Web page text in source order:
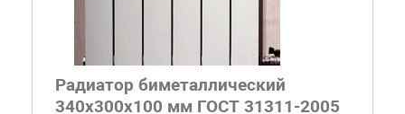
Радиатор биметаллический
340x300x100 мм ГОСТ 31311-2005